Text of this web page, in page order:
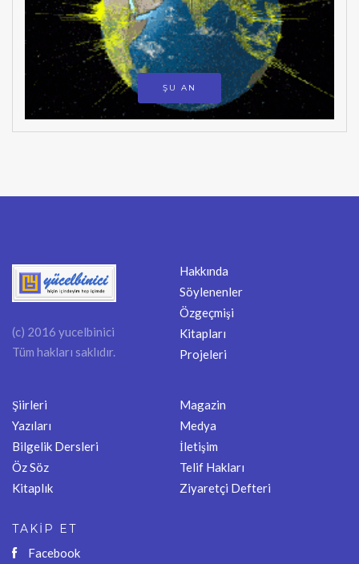
ŞU AN
(c) 2016 yucelbinici
Tüm hakları saklıdır.
Hakkında
Söylenenler
Özgeçmişi
Kitapları
Projeleri
Şiirleri
Yazıları
Bilgelik Dersleri
Öz Söz
Kitaplık
Magazin
Medya
İletişim
Telif Hakları
Ziyaretçi Defteri
TAKİP ET
Facebook